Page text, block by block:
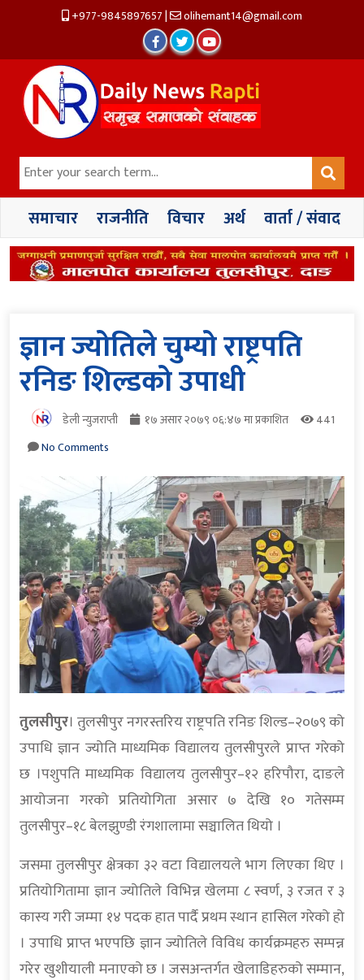
+977-9845897657| olihemant14@gmail.com
समाचार राजनीति विचार अर्थ वार्ता / संवाद
ज्ञान ज्योतिले चुम्यो राष्ट्रपति
रनिङ शिल्डको उपाधी
डेली न्युजराप्ती १७ असार २०७९ ०६:४७ मा प्रकाशित
441
No Comments
तुलसीपुर। तुलसीपुर नगरस्तरिय राष्ट्रपति रनिङ शिल्ड–२०७९ को
उपाधि ज्ञान ज्योति माध्यमिक विद्यालय तुलसीपुरले प्राप्त गरेको
छ ।पशुपति माध्यमिक विद्यालय तुलसीपुर–१२ हरिपौरा, दाङले
आयोजना गरको प्रतियोगिता असार ७ देखि १० गतेसम्म
तुलसीपुर–१८ बेलझुण्डी रंगशालामा सञ्चालित थियो ।
जसमा तुलसीपुर क्षेत्रका ३२ वटा विद्यालयले भाग लिएका थिए ।
प्रतियोगितामा ज्ञान ज्योतिले विभिन्न खेलमा ८ स्वर्ण, ३ रजत र ३
कास्य गरी जम्मा १४ पदक हात पार्दै प्रथम स्थान हासिल गरेको हो
। उपाधि प्राप्त भएपछि ज्ञान ज्योतिले विविध कार्यक्रमहरु सम्पन्न
गरेर खुशीयाली मनाएको छ । जसअन्तर्गत खेलाडिहरुको सम्मान,